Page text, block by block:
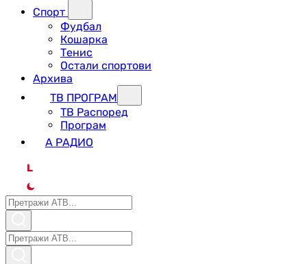
Спорт
Фудбал
Кошарка
Тенис
Остали спортови
Архива
ТВ ПРОГРАМ
ТВ Распоред
Програм
А РАДИО
L